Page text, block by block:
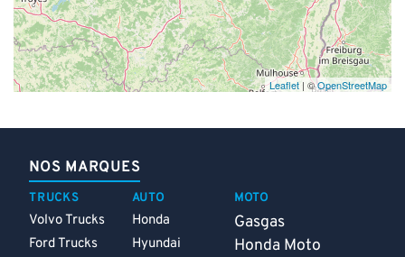
Leaflet | ©OpenStreetMap
NOS MARQUES
TRUCKS
Volvo Trucks
Ford Trucks
AUTO
Honda
Hyundai
MOTO
Gasgas
Honda Moto